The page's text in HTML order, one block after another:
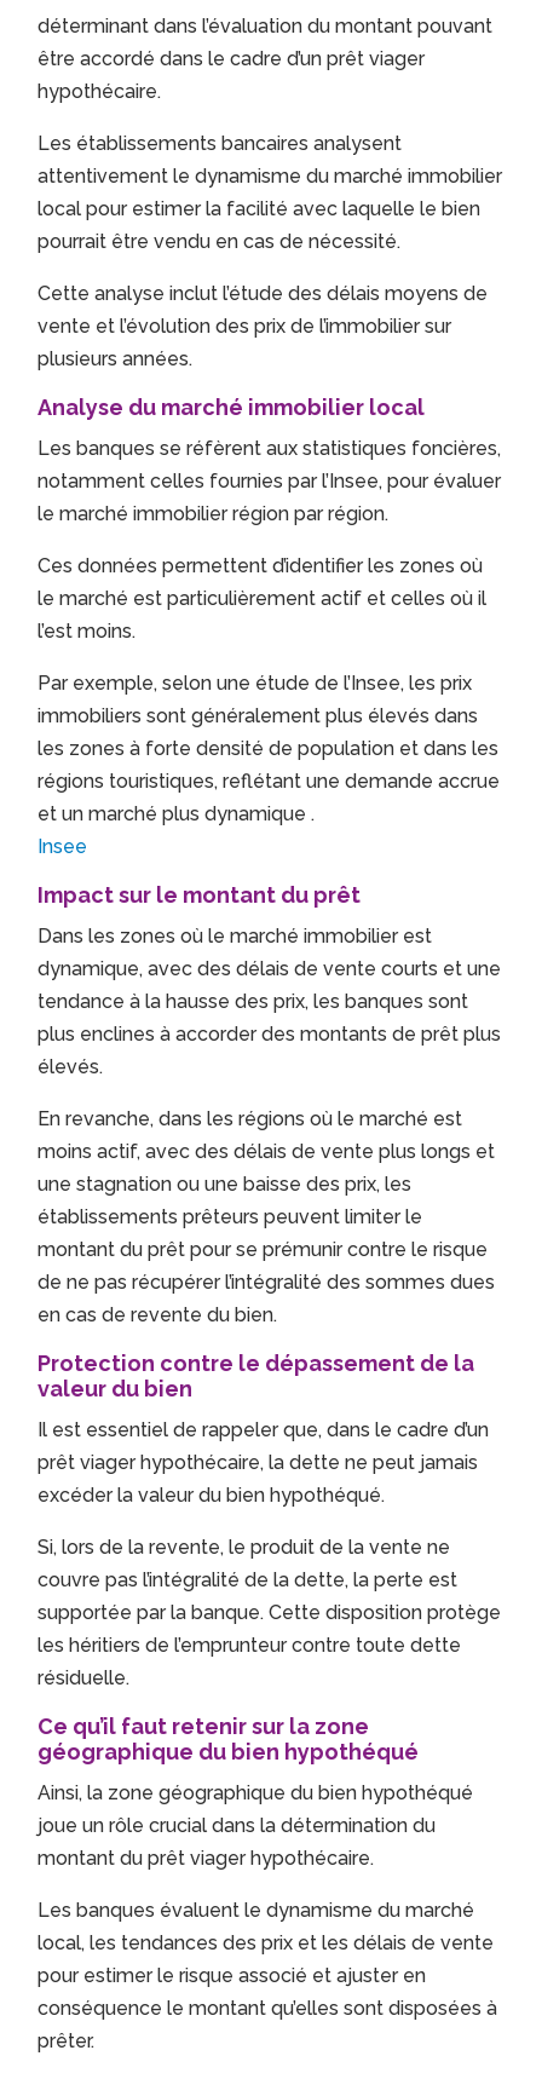
déterminant dans l’évaluation du montant pouvant
être accordé dans le cadre d’un prêt viager
hypothécaire.
Les établissements bancaires analysent
attentivement le dynamisme du marché immobilier
local pour estimer la facilité avec laquelle le bien
pourrait être vendu en cas de nécessité.
Cette analyse inclut l’étude des délais moyens de
vente et l’évolution des prix de l’immobilier sur
plusieurs années.
Analyse du marché immobilier local
Les banques se réfèrent aux statistiques foncières,
notamment celles fournies par l’Insee, pour évaluer
le marché immobilier région par région.
Ces données permettent d’identifier les zones où
le marché est particulièrement actif et celles où il
l’est moins.
Par exemple, selon une étude de l’Insee, les prix
immobiliers sont généralement plus élevés dans
les zones à forte densité de population et dans les
régions touristiques, reflétant une demande accrue
et un marché plus dynamique .​
Insee
Impact sur le montant du prêt
Dans les zones où le marché immobilier est
dynamique, avec des délais de vente courts et une
tendance à la hausse des prix, les banques sont
plus enclines à accorder des montants de prêt plus
élevés.
En revanche, dans les régions où le marché est
moins actif, avec des délais de vente plus longs et
une stagnation ou une baisse des prix, les
établissements prêteurs peuvent limiter le
montant du prêt pour se prémunir contre le risque
de ne pas récupérer l’intégralité des sommes dues
en cas de revente du bien.
Protection contre le dépassement de la
valeur du bien
Il est essentiel de rappeler que, dans le cadre d’un
prêt viager hypothécaire, la dette ne peut jamais
excéder la valeur du bien hypothéqué.
Si, lors de la revente, le produit de la vente ne
couvre pas l’intégralité de la dette, la perte est
supportée par la banque. Cette disposition protège
les héritiers de l’emprunteur contre toute dette
résiduelle.
Ce qu’il faut retenir sur la zone
géographique du bien hypothéqué
Ainsi, la zone géographique du bien hypothéqué
joue un rôle crucial dans la détermination du
montant du prêt viager hypothécaire.
Les banques évaluent le dynamisme du marché
local, les tendances des prix et les délais de vente
pour estimer le risque associé et ajuster en
conséquence le montant qu’elles sont disposées à
prêter.